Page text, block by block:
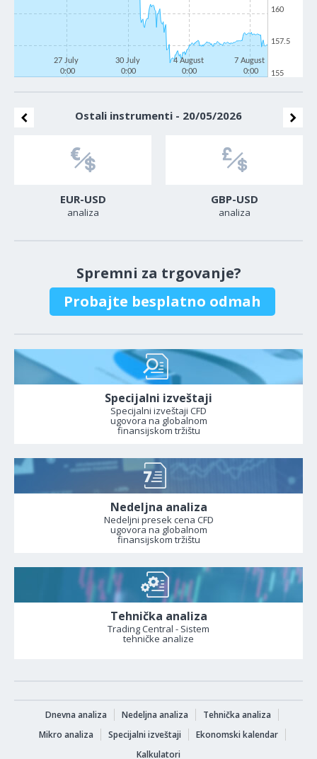
27 July
0:00
30 July
0:00
4 August
0:00
7 August
0:00
155
157.5
160
Ostali instrumenti - 20/05/2026
EUR-USD
analiza
GBP-USD
analiza
Spremni za trgovanje?
Probajte besplatno odmah
Specijalni izveštaji
Specijalni izveštaji CFD
ugovora na globalnom
finansijskom tržištu
Nedeljna analiza
Nedeljni presek cena CFD
ugovora na globalnom
finansijskom tržištu
Tehnička analiza
Trading Central - Sistem
tehničke analize
Dnevna analiza Nedeljna analiza
Tehnička analiza
Mikro analiza
Specijalni izveštaji
Ekonomski kalendar
Kalkulatori